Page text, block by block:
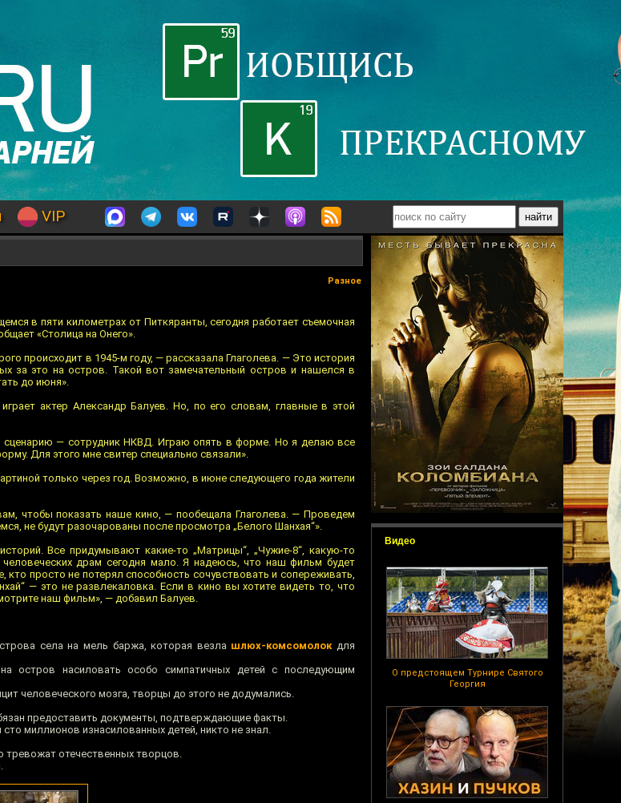
VIP
Видео
О предстоящем Турнире Святого
Георгия
Разное
в пяти километрах от Питкяранты, сегодня работает съемочная
«Столица на Онего».
происходит в 1945-м году, — рассказала Глаголева. — Это история
за это на остров. Такой вот замечательный остров и нашелся в
до июня».
актер Александр Балуев. Но, по его словам, главные в этой
— сотрудник НКВД. Играю опять в форме. Но я делаю все
Для этого мне свитер специально связали».
только через год. Возможно, в июне следующего года жители
чтобы показать наше кино, — пообещала Глаголева. — Проведем
не будут разочарованы после просмотра „Белого Шанхая“».
Все придумывают какие-то „Матрицы“, „Чужие-8“, какую-то
драм сегодня мало. Я надеюсь, что наш фильм будет
просто не потерял способность сочувствовать и сопереживать,
— это не развлекаловка. Если в кино вы хотите видеть то, что
наш фильм», — добавил Балуев.
села на мель баржа, которая везла шлюх-комсомолокдля
насиловать особо симпатичных детей с последующим
человеческого мозга, творцы до этого не додумались.
предоставить документы, подтверждающие факты.
миллионов изнасилованных детей, никто не знал.
тревожат отечественных творцов.